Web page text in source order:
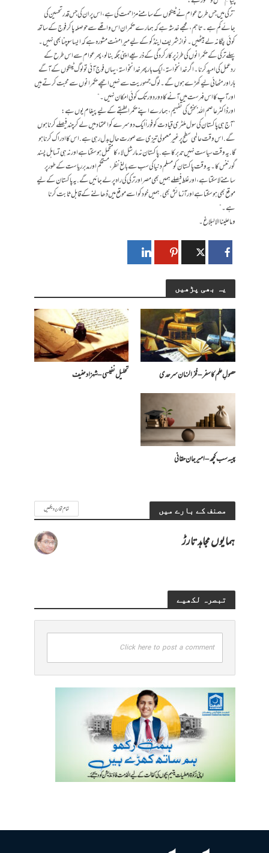
”ترکی میں جس طرح عوام نے ٹینکوں کے سامنے مزاحمت کی ہے، اس پر ان کی جس قدر تحسین کی
جائے کم ہے ۔ تاہم،مجھے خدشہ ہے کہ ہمارے حکمران اس واقعے سے حوصلہ پاکر فوج کے ساتھ
کوئی پنگا نہ لے بیٹھیں۔ نواز شریف اینڈ کو کے لیے میرا مفت مشورہ ہے کہ ایسا سوچنا بھی نہیں۔
پہلے ترکی کے حکمرانوں کی طرز پر کارکردگی کے ذریعے اپنی جگہ بنالو، پھرعوام سے اس طرح کے
ردعمل کی امید کرنا۔ اگر خدا نخواستہ، ایک بار پھر خدانخواستہ، یہاں فوج آئی تو لوگ ٹینکوں کے آگے
ہار اور مٹھائی لیے کھڑے ہوں گے۔ لوگ جمہوریت سے نہیں اچھے حکمرانوں سے محبت کرتے ہیں
اور آپ کا اس فہرست میں آنے کا دور دور تک کوئی امکان نہیں۔“
اور ڈاکٹر عاصم اللہ بخش کی تفہیم، ہمارے اپنے حکمراںطبقے کے لیے پیغام یوں ہے:
”آج ہی پاکستان کی سول ملٹری قیادت کو فوراً ایک دوسرے کو اعتماد میں لے کر چند فیصلے کرنا ہوں
گے. اس وقت عالمی سطح پر غیر معمولی تیزی سے صورت حال بدل رہی ہے. اس کا ادراک کرنا ہو
گا. یہ وقت سیاست نہیں تدبر کا ہے . پاکستان نہ مارشل لاء کا متحمل ہو سکتا ہے اور نہ ہی تساہل پسند
گورننس کا۔یہ وقت پاکستان کو مسلم دنیا کی سب سے بالغ نظر، مستحکم اور مدبر ریاست کے طور پر
سامنے لا سکتا ہے، اور غلط فیصلے ہمیں بھی مصر اور ترکی کی راہ پر لے جائیں گے. یہ پاکستان کے لیے
موقع بھی ہو سکتا ہے اور آزمائش بھی. ہمیں خود کو اسے موقع میں ڈھالنے کے قابل ثابت کرنا
ہے۔“
وما علینا الا لبلاغ۔
یہ بھی پڑھیں
حصولِ علم کا سفر – فخرالزمان سرحدی تحلیل نفیسی – شہزاد حنیف
پیسہ سب کچھ – امیرجان حقانی
مصنف کے بارے میں تمام تحاریر دیکھیں
ہمایوں مجاہد تارڑ
تبصرہ لکھیے
Click here to post a comment